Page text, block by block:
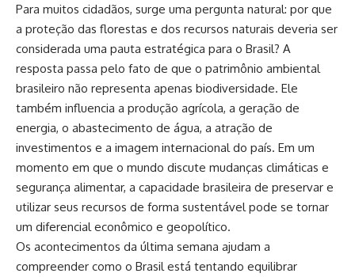
Para muitos cidadãos, surge uma pergunta natural: por que
a proteção das florestas e dos recursos naturais deveria ser
considerada uma pauta estratégica para o Brasil? A
resposta passa pelo fato de que o patrimônio ambiental
brasileiro não representa apenas biodiversidade. Ele
também influencia a produção agrícola, a geração de
energia, o abastecimento de água, a atração de
investimentos e a imagem internacional do país. Em um
momento em que o mundo discute mudanças climáticas e
segurança alimentar, a capacidade brasileira de preservar e
utilizar seus recursos de forma sustentável pode se tornar
um diferencial econômico e geopolítico.
Os acontecimentos da última semana ajudam a
compreender como o Brasil está tentando equilibrar